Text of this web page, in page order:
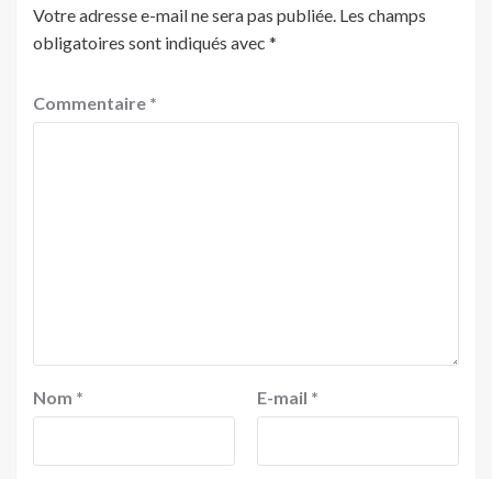
Votre adresse e-mail ne sera pas publiée. Les champs
obligatoires sont indiqués avec *
Commentaire *
Nom * E-mail *